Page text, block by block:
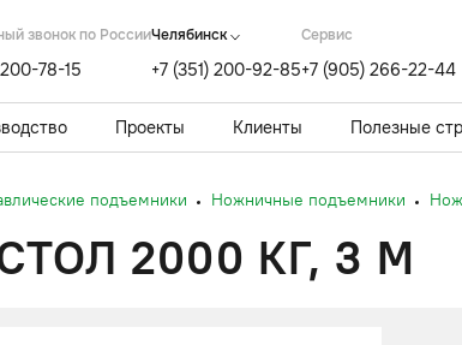
звонок по России
78-15
Челябинск
+7 (351) 200-92-85
Cервис
+7 (905) 266-22-44
Проекты Клиенты Полезные
подъемники Ножничные подъемники
2000 КГ, 3 М